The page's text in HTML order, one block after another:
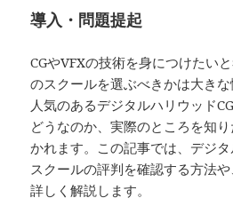
導入・問題提起
CGやVFXの技術を身につけたい
のスクールを選ぶべきかは大き
人気のあるデジタルハリウッド
どうなのか、実際のところを知
かれます。この記事では、デジ
スクールの評判を確認する方法
詳しく解説します。